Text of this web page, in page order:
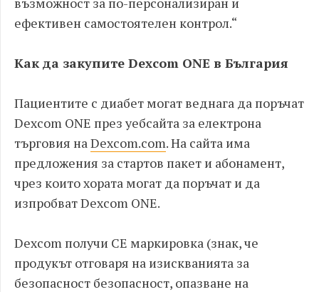
ефективен самостоятелен контрол.“
Как да закупите Dexcom ONE в България
Пациентите с диабет могат веднага да поръчат
Dexcom ONE през уебсайта за електрона
търговия на Dexcom.com. На сайта има
предложения за стартов пакет и абонамент,
чрез които хората могат да поръчат и да
изпробват Dexcom ONE.
Dexcom получи СЕ маркировка (знак, че
продукът отговаря на изискванията за
безопасност безопасност, опазване на